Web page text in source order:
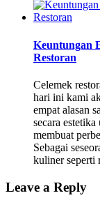
Keuntungan
Restoran
Celemek
hari ini kami
empat alasan
secara
membuat
Sebagai
kuliner seperti
Leave a Reply